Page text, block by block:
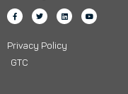
Privacy Policy
GTC